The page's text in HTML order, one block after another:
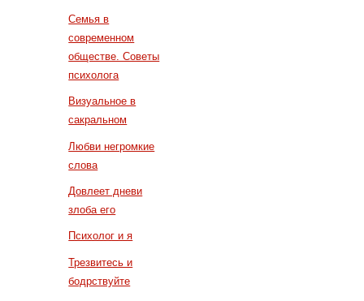
Семья в
современном
обществе. Советы
психолога
Визуальное в
сакральном
Любви негромкие
слова
Довлеет дневи
злоба его
Психолог и я
Трезвитесь и
бодрствуйте